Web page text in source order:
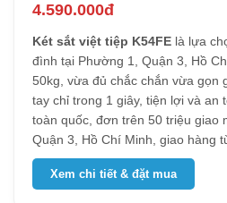
4.590.000đ
Két sắt việt tiệp K54FE là lựa
đình tại Phường 1, Quận 3, Hồ
50kg, vừa đủ chắc chắn vừa gọn
tay chỉ trong 1 giây, tiện lợi và an
toàn quốc, đơn trên 50 triệu giao
Quận 3, Hồ Chí Minh, giao hàng
Xem chi tiết & đặt mua